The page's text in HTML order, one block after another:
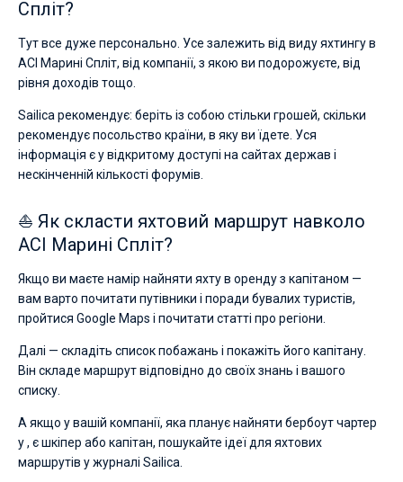
Спліт?
Тут все дуже персонально. Усе залежить від виду яхтингу в
ACI Марині Спліт, від компанії, з якою ви подорожуєте, від
рівня доходів тощо.
Sailica рекомендує: беріть із собою стільки грошей, скільки
рекомендує посольство країни, в яку ви їдете. Уся
інформація є у відкритому доступі на сайтах держав і
нескінченній кількості форумів.
⛵ Як скласти яхтовий маршрут навколо
ACI Марині Спліт?
Якщо ви маєте намір найняти яхту в оренду з капітаном —
вам варто почитати путівники і поради бувалих туристів,
пройтися Google Maps і почитати статті про регіони.
Далі — складіть список побажань і покажіть його капітану.
Він складе маршрут відповідно до своїх знань і вашого
списку.
А якщо у вашій компанії, яка планує найняти бербоут чартер
у , є шкіпер або капітан, пошукайте ідеї для яхтових
маршрутів у журналі Sailica.